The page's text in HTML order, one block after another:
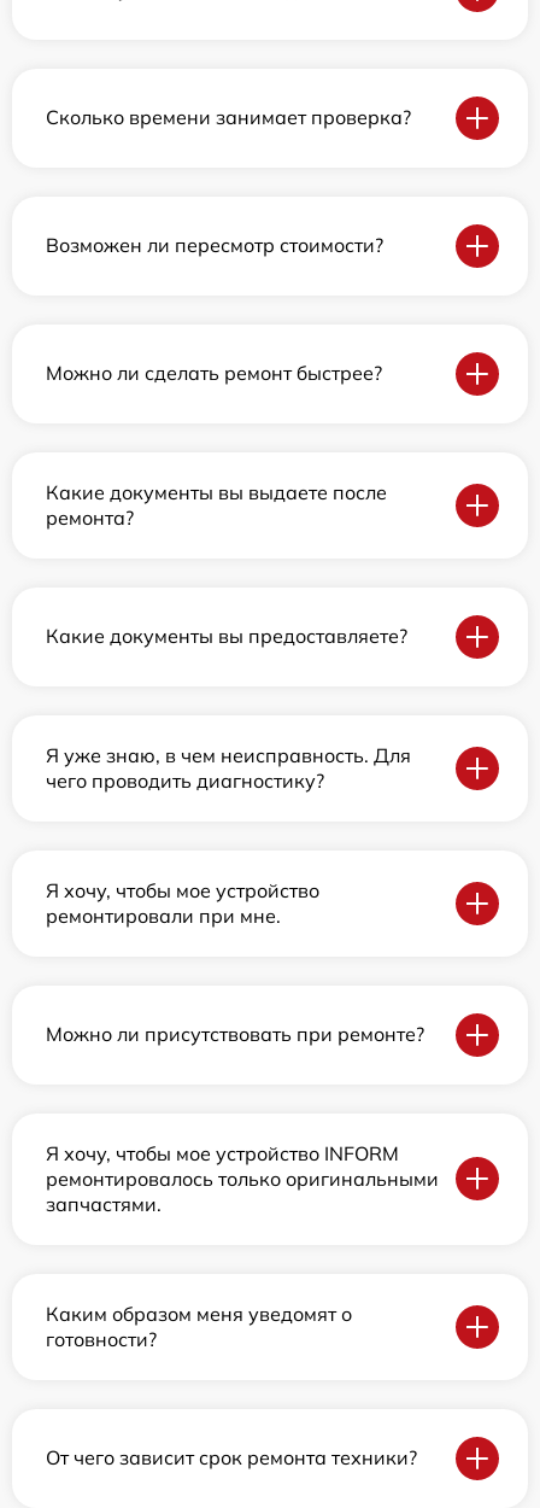
Сколько времени занимает проверка?
Возможен ли пересмотр стоимости?
Можно ли сделать ремонт быстрее?
Какие документы вы выдаете после
ремонта?
Какие документы вы предоставляете?
Я уже знаю, в чем неисправность. Для
чего проводить диагностику?
Я хочу, чтобы мое устройство
ремонтировали при мне.
Можно ли присутствовать при ремонте?
Я хочу, чтобы мое устройство INFORM
ремонтировалось только оригинальными
запчастями.
Каким образом меня уведомят о
готовности?
От чего зависит срок ремонта техники?